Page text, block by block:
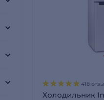
418
Холодильник